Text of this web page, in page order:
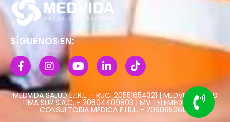
SÍGUENOS EN:
MEDVIDA SALUD E.I.R.L. - RUC: 20551654321 | MEDVIDA SALUD
LIMA SUR S.A.C. - 20604409803 | MV TELEMEDICINA Y
CONSULTORIA MEDICA E.I.R.L. - 20606506113